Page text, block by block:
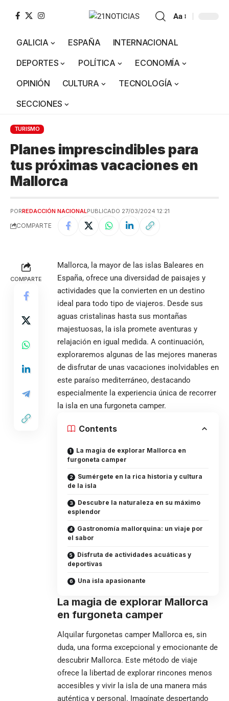
Aa
GALICIA ESPAÑA
INTERNACIONAL
DEPORTES
POLÍTICA
ECONOMÍA
OPINIÓN
CULTURA
TECNOLOGÍA
SECCIONES
TURISMO
Planes imprescindibles para
tus próximas vacaciones en
Mallorca
PORREDACCIÓN NACIONALPUBLICADO 27/03/2024 12:21
COMPARTE
COMPARTE
Mallorca, la mayor de las islas Baleares en
España, ofrece una diversidad de paisajes y
actividades que la convierten en un destino
ideal para todo tipo de viajeros. Desde sus
aguas cristalinas hasta sus montañas
majestuosas, la isla promete aventuras y
relajación en igual medida. A continuación,
exploraremos algunas de las mejores maneras
de disfrutar de unas vacaciones inolvidables en
este paraíso mediterráneo, destacando
especialmente la experiencia única de recorrer
la isla en una furgoneta camper.
Contents
La magia de explorar Mallorca en
furgoneta camper
Sumérgete en la rica historia y cultura
de la isla
Descubre la naturaleza en su máximo
esplendor
Gastronomía mallorquina: un viaje por
el sabor
Disfruta de actividades acuáticas y
deportivas
Una isla apasionante
La magia de explorar Mallorca
en furgoneta camper
Alquilar furgonetas camper Mallorca es, sin
duda, una forma excepcional y emocionante de
descubrir Mallorca. Este método de viaje
ofrece la libertad de explorar rincones menos
accesibles y vivir la isla de una manera más
auténtica y personal. Imagínate despertando